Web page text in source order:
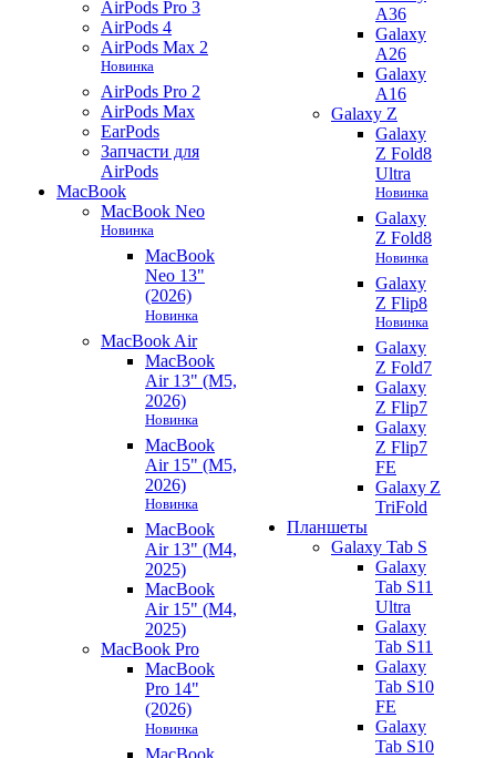
AirPods Pro 3
AirPods 4
AirPods Max 2
Новинка
AirPods Pro 2
AirPods Max
EarPods
Запчасти для
AirPods
MacBook
MacBook Neo
Новинка
MacBook
Neo 13"
(2026)
Новинка
MacBook Air
MacBook
Air 13" (M5,
2026)
Новинка
MacBook
Air 15" (M5,
2026)
Новинка
MacBook
Air 13" (M4,
2025)
MacBook
Air 15" (M4,
2025)
MacBook Pro
MacBook
Pro 14"
(2026)
Новинка
MacBook
A36
Galaxy
A26
Galaxy
A16
Galaxy Z
Galaxy
Z Fold8
Ultra
Новинка
Galaxy
Z Fold8
Новинка
Galaxy
Z Flip8
Новинка
Galaxy
Z Fold7
Galaxy
Z Flip7
Galaxy
Z Flip7
FE
Galaxy Z
TriFold
Планшеты
Galaxy Tab S
Galaxy
Tab S11
Ultra
Galaxy
Tab S11
Galaxy
Tab S10
FE
Galaxy
Tab S10